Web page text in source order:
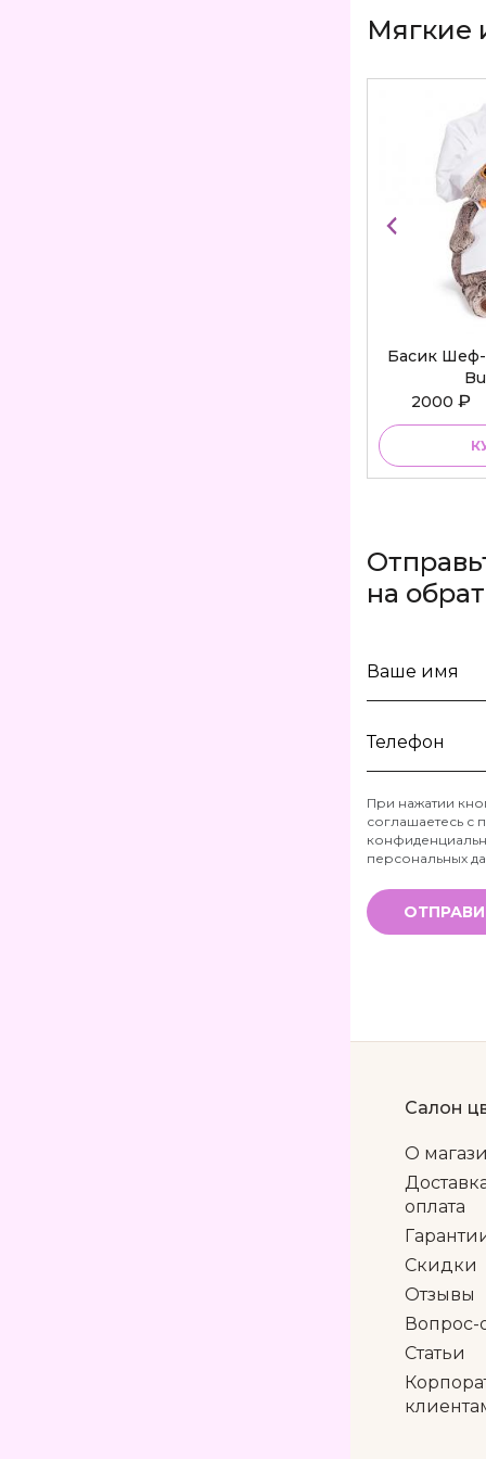
Мягкие
Басик
2000₽
на
Ваше
Телефон
*
При нажатии
соглашаетесь с
персональных
Салон
О
оплата
Скидки
Отзывы
Вопрос-
Статьи